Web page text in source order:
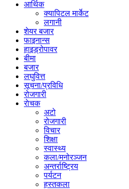
आर्थिक
क्यापिटल मार्केट
लगानी
शेयर बजार
फाइनान्स
हाइड्रोपावर
बीमा
बजार
लघुवित्त
सूचना/प्रविधि
रोजगारी
राेचक
अटो
रोजगारी
विचार
शिक्षा
स्वास्थ्य
कला/मनोरञ्जन
अन्तर्राष्ट्रिय
पर्यटन
हस्तकला